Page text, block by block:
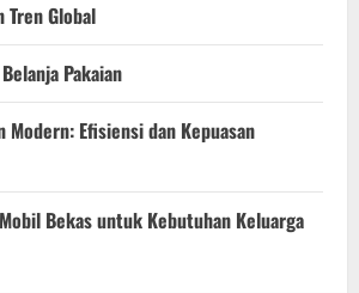
Tren Global
Pakaian
Modern: Efisiensi dan Kepuasan
Bekas untuk Kebutuhan Keluarga